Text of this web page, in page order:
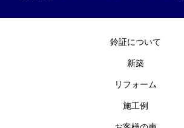
鈴証について
新築
リフォーム
施工例